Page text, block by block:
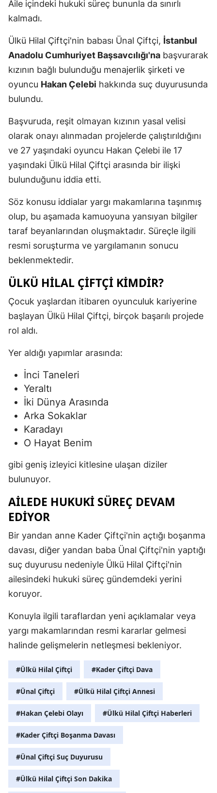
Aile içindeki hukuki süreç bununla da sınırlı
kalmadı.
Ülkü Hilal Çiftçi'nin babası Ünal Çiftçi, İstanbul
Anadolu Cumhuriyet Başsavcılığı'na başvurarak
kızının bağlı bulunduğu menajerlik şirketi ve
oyuncu Hakan Çelebi hakkında suç duyurusunda
bulundu.
Başvuruda, reşit olmayan kızının yasal velisi
olarak onayı alınmadan projelerde çalıştırıldığını
ve 27 yaşındaki oyuncu Hakan Çelebi ile 17
yaşındaki Ülkü Hilal Çiftçi arasında bir ilişki
bulunduğunu iddia etti.
Söz konusu iddialar yargı makamlarına taşınmış
olup, bu aşamada kamuoyuna yansıyan bilgiler
taraf beyanlarından oluşmaktadır. Süreçle ilgili
resmi soruşturma ve yargılamanın sonucu
beklenmektedir.
ÜLKÜ HILAL ÇIFTÇI KIMDIR?
Çocuk yaşlardan itibaren oyunculuk kariyerine
başlayan Ülkü Hilal Çiftçi, birçok başarılı projede
rol aldı.
Yer aldığı yapımlar arasında:
İnci Taneleri
Yeraltı
İki Dünya Arasında
Arka Sokaklar
Karadayı
O Hayat Benim
gibi geniş izleyici kitlesine ulaşan diziler
bulunuyor.
AILEDE HUKUKI SÜREÇ DEVAM
EDIYOR
Bir yandan anne Kader Çiftçi'nin açtığı boşanma
davası, diğer yandan baba Ünal Çiftçi'nin yaptığı
suç duyurusu nedeniyle Ülkü Hilal Çiftçi'nin
ailesindeki hukuki süreç gündemdeki yerini
koruyor.
Konuyla ilgili taraflardan yeni açıklamalar veya
yargı makamlarından resmi kararlar gelmesi
halinde gelişmelerin netleşmesi bekleniyor.
#Ülkü Hilal Çiftçi #Kader Çiftçi Dava
#Ünal Çiftçi #Ülkü Hilal Çiftçi Annesi
#Hakan Çelebi Olayı #Ülkü Hilal Çiftçi Haberleri
#Kader Çiftçi Boşanma Davası
#Ünal Çiftçi Suç Duyurusu
#Ülkü Hilal Çiftçi Son Dakika